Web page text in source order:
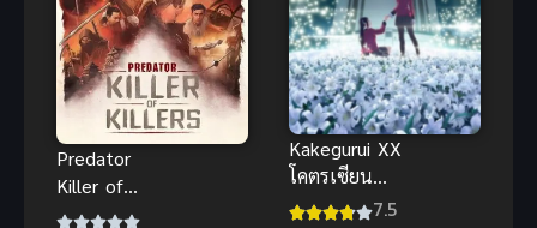
Predator
Killer of
Killers
Kakegurui XX
โคตรเซียน
โรงเรียนพนัน
7.5